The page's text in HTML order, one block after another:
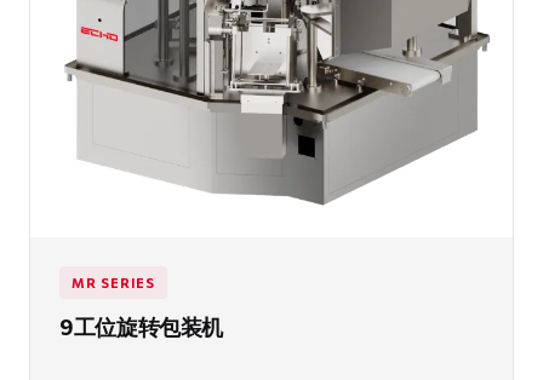
MR SERIES
9工位旋转包装机